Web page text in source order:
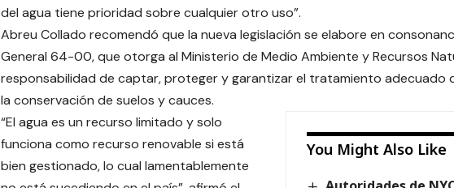
del agua tiene prioridad sobre cualquier otro uso”.
Abreu Collado recomendó que la nueva legislación se elabore en
General 64-00, que otorga al Ministerio de Medio Ambiente y Recursos
responsabilidad de captar, proteger y garantizar el tratamiento adecuado
la conservación de suelos y cauces.
You Might Also Like
“El agua es un recurso limitado y solo
funciona como recurso renovable si está
bien gestionado, lo cual lamentablemente